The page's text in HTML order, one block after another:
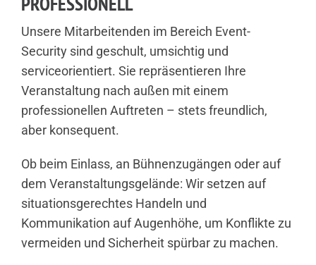
Unsere Mitarbeitenden im Bereich Event-
Security sind geschult, umsichtig und
serviceorientiert. Sie repräsentieren Ihre
Veranstaltung nach außen mit einem
professionellen Auftreten – stets freundlich,
aber konsequent.
Ob beim Einlass, an Bühnenzugängen oder auf
dem Veranstaltungsgelände: Wir setzen auf
situationsgerechtes Handeln und
Kommunikation auf Augenhöhe, um Konflikte zu
vermeiden und Sicherheit spürbar zu machen.